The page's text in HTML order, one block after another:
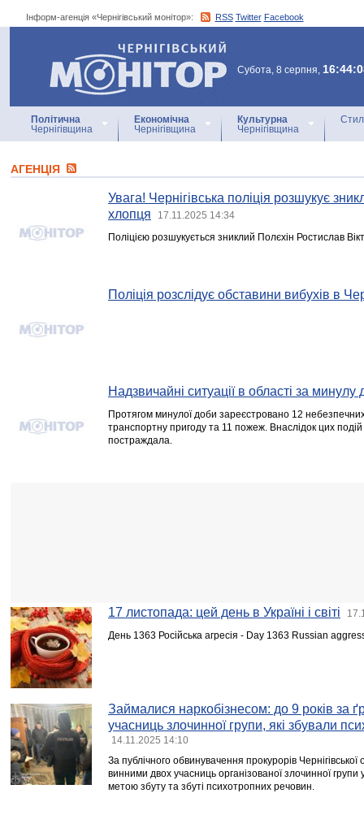
Інформ-агенція «Чернігівський монітор»: RSS Twitter Facebook
Інформ-агенція
«Чернігівський монітор»
Субота, 8 серпня,
Політична
Чернігівщина
Економічна
Чернігівщина
Культурна
Чернігівщина
АГЕНЦIЯ
Увага! Чернігівська поліція розшукує
хлопця
17.11.2025 14:34
Поліцією розшукується зниклий Полєхін Ростислав
Поліція розслідує обставини вибухів в
Надзвичайні ситуації в області за минулу
Протягом минулої доби зареєстровано 12
транспортну пригоду та 11 пожеж. Внаслідок цих
постраждала.
17 листопада: цей день в Україні і світі
День 1363 Російська агресія - Day 1363 Russian
Займалися наркобізнесом: до 9 років за
учасниць злочинної групи, які збували
14.11.2025 14:10
За публічного обвинувачення прокурорів
винними двох учасниць організованої злочинної групи
метою збуту та збуті психотропних речовин.